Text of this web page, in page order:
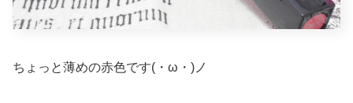
ちょっと薄めの赤色です(・ω・)ノ